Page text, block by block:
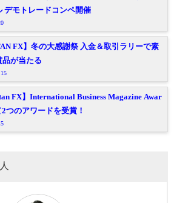
デモトレードコンペ開催
FX】冬の大感謝祭 入金＆取引ラリーで素
品が当たる
FX】International Business Magazine Awar
2つのアワードを受賞！